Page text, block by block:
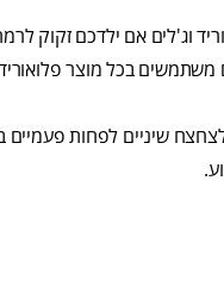
וג'לים אם ילדכם זקוק
בכל מוצר פלואוריד
שיניים לפחות פעמיים